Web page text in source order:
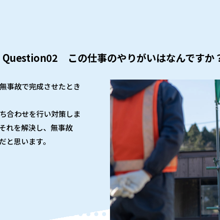
事故で完成させたとき
合わせを行い対策しま
れを解決し、無事故
思います。